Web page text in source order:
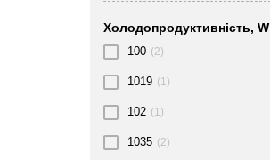
Холодопродуктивність, W
100 (2)
1019 (1)
102 (1)
1035 (2)